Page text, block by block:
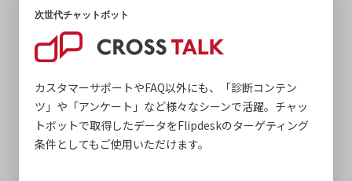
次世代チャットボット
カスタマーサポートやFAQ以外にも、「診断コンテン
ツ」や「アンケート」など様々なシーンで活躍。チャッ
トボットで取得したデータをFlipdeskのターゲティング
条件としてもご使用いただけます。